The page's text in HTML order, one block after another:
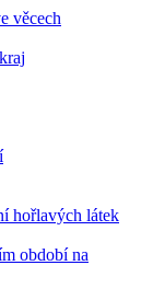
věcech
hořlavých látek
období na